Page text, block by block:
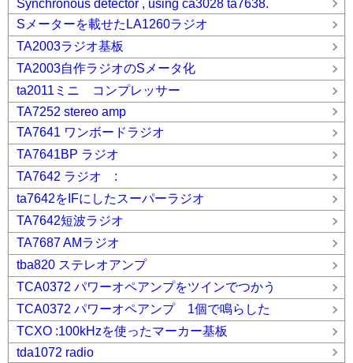
Synchronous detector , using ca3028 ta7638.
Sメーターを載せたLA1260ラジオ
TA2003ラジオ基板
TA2003自作ラジオのSメータ化
ta2011ミニ コンプレッサー
TA7252 stereo amp
TA7641 ワンボードラジオ
TA7641BP ラジオ
TA7642 ラジオ :
ta7642をIFにしたスーパーラジオ
TA7642短波ラジオ
TA7687 AMラジオ
tba820 ステレオアンプ
TCA0372 パワーオペアンプをツインでつかう
TCA0372 パワーオペアンプ 1個で鳴らした
TCXO :100kHzを使ったマーカー基板
tda1072 radio